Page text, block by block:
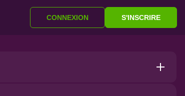
CONNEXION S'INSCRIRE